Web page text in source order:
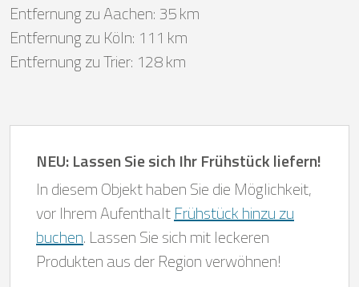
Entfernung zu Aachen: 35 km
Entfernung zu Köln: 111 km
Entfernung zu Trier: 128 km
NEU: Lassen Sie sich Ihr Frühstück liefern!
In diesem Objekt haben Sie die Möglichkeit,
vor Ihrem AufenthaltFrühstück hinzu zu
buchen. Lassen Sie sich mit leckeren
Produkten aus der Region verwöhnen!